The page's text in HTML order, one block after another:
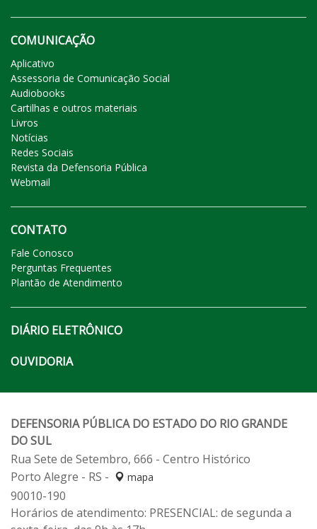
COMUNICAÇÃO
Aplicativo
Assessoria de Comunicação Social
Audiobooks
Cartilhas e outros materiais
Livros
Notícias
Redes Sociais
Revista da Defensoria Pública
Webmail
CONTATO
Fale Conosco
Perguntas Frequentes
Plantão de Atendimento
DIÁRIO ELETRÔNICO
OUVIDORIA
DEFENSORIA PÚBLICA DO ESTADO DO RIO GRANDE
DO SUL
Rua Sete de Setembro, 666 - Centro Histórico
Porto Alegre - RS -
mapa
90010-190
Horários de atendimento: PRESENCIAL: de segunda a